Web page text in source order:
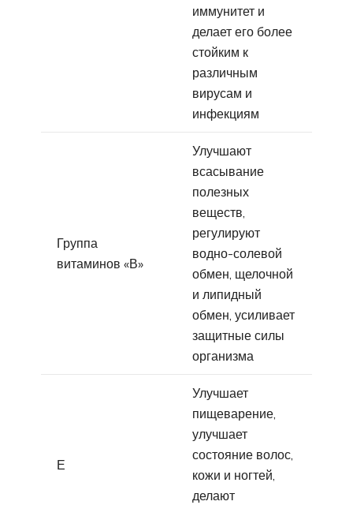
иммунитет и
делает его более
стойким к
различным
вирусам и
инфекциям
Группа
витаминов «В»
Улучшают
всасывание
полезных
веществ,
регулируют
водно-солевой
обмен, щелочной
и липидный
обмен, усиливает
защитные силы
организма
Е
Улучшает
пищеварение,
улучшает
состояние волос,
кожи и ногтей,
делают